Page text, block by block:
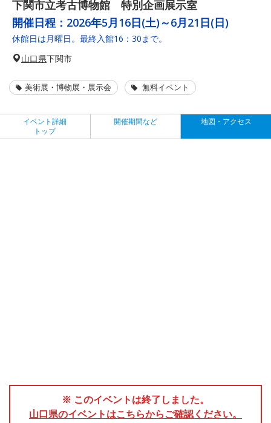
下関市立考古博物館 特別企画展示室
開催日程： 2026年5月16日(土)～6月21日(日)
休館日は月曜日。最終入館16：30まで。
山口県下関市
美術展・博物展・展示会 無料イベント
イベント詳細
トップ
開催期間など 地図・アクセス
※ このイベントは終了しました。
山口県のイベントはこちらからご確認ください。